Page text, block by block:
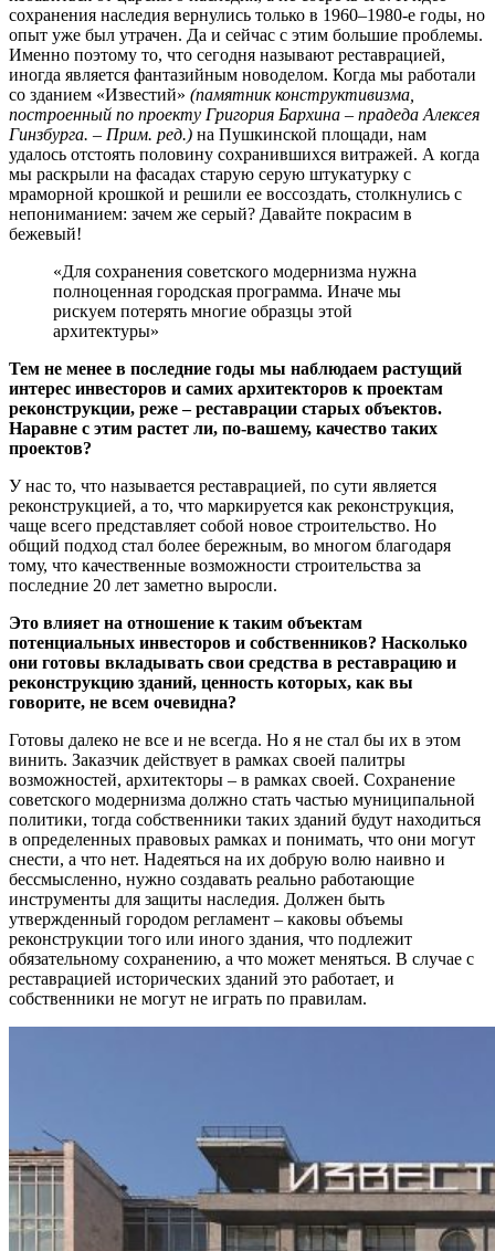
сохранения наследия вернулись только в 1960–1980-е годы, но
опыт уже был утрачен. Да и сейчас с этим большие проблемы.
Именно поэтому то, что сегодня называют реставрацией,
иногда является фантазийным новоделом. Когда мы работали
со зданием «Известий» (памятник конструктивизма,
построенный по проекту Григория Бархина – прадеда Алексея
Гинзбурга. – Прим. ред.) на Пушкинской площади, нам
удалось отстоять половину сохранившихся витражей. А когда
мы раскрыли на фасадах старую серую штукатурку с
мраморной крошкой и решили ее воссоздать, столкнулись с
непониманием: зачем же серый? Давайте покрасим в
бежевый!
«Для сохранения советского модернизма нужна
полноценная городская программа. Иначе мы
рискуем потерять многие образцы этой
архитектуры»
Тем не менее в последние годы мы наблюдаем растущий
интерес инвесторов и самих архитекторов к проектам
реконструкции, реже – реставрации старых объектов.
Наравне с этим растет ли, по-вашему, качество таких
проектов?
У нас то, что называется реставрацией, по сути является
реконструкцией, а то, что маркируется как реконструкция,
чаще всего представляет собой новое строительство. Но
общий подход стал более бережным, во многом благодаря
тому, что качественные возможности строительства за
последние 20 лет заметно выросли.
Это влияет на отношение к таким объектам
потенциальных инвесторов и собственников? Насколько
они готовы вкладывать свои средства в реставрацию и
реконструкцию зданий, ценность которых, как вы
говорите, не всем очевидна?
Готовы далеко не все и не всегда. Но я не стал бы их в этом
винить. Заказчик действует в рамках своей палитры
возможностей, архитекторы – в рамках своей. Сохранение
советского модернизма должно стать частью муниципальной
политики, тогда собственники таких зданий будут находиться
в определенных правовых рамках и понимать, что они могут
снести, а что нет. Надеяться на их добрую волю наивно и
бессмысленно, нужно создавать реально работающие
инструменты для защиты наследия. Должен быть
утвержденный городом регламент – каковы объемы
реконструкции того или иного здания, что подлежит
обязательному сохранению, а что может меняться. В случае с
реставрацией исторических зданий это работает, и
собственники не могут не играть по правилам.